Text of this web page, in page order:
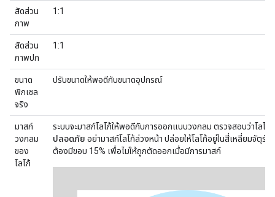
สัดส่วน
ภาพ
1:1
สัดส่วน
ภาพปก
1:1
ขนาด
พิกเซล
จริง
ปรับขนาดให้พอดีกับขนาดอุปกรณ์
มาสก์
วงกลม
ของ
โลโก้
ระบบจะมาสก์โลโก้ให้พอดีกับการออกแบบวงกลม ตรวจสอบว่าโลโ
ปลอดภัย อย่ามาสก์โลโก้ล่วงหน้า ปล่อยให้โลโก้อยู่ในสี่เหลี่ยมจัตุรั
ต้องมีขอบ 15% เพื่อไม่ให้ถูกตัดออกเมื่อมีการมาสก์